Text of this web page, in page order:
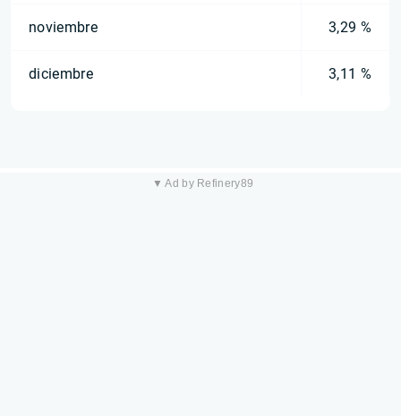
noviembre 3,29 %
diciembre 3,11 %
▼ Ad by Refinery89